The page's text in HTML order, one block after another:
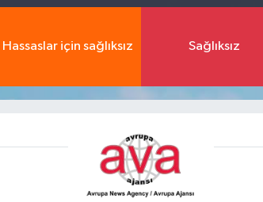
Hassaslar için sağlıksız Sağlıksız